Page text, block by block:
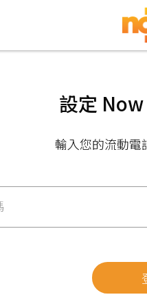
設定
輸入您的流動電